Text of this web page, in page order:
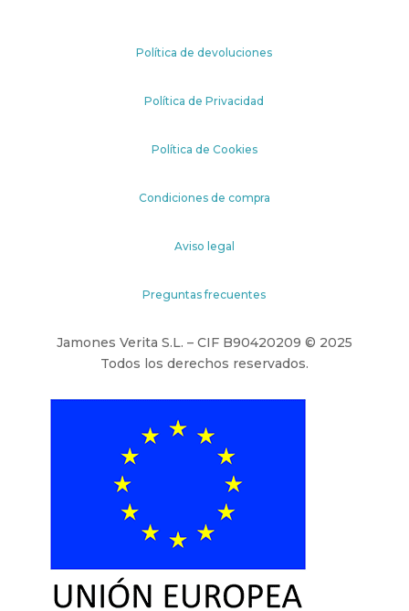
Política de devoluciones
Política de Privacidad
Política de Cookies
Condiciones de compra
Aviso legal
Preguntas frecuentes
Jamones Verita S.L. – CIF B90420209 © 2025
Todos los derechos reservados.